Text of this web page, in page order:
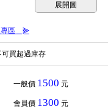
展開圖
區＿⫸
可買超過庫存
一般價 1500 元
會員價 1300 元